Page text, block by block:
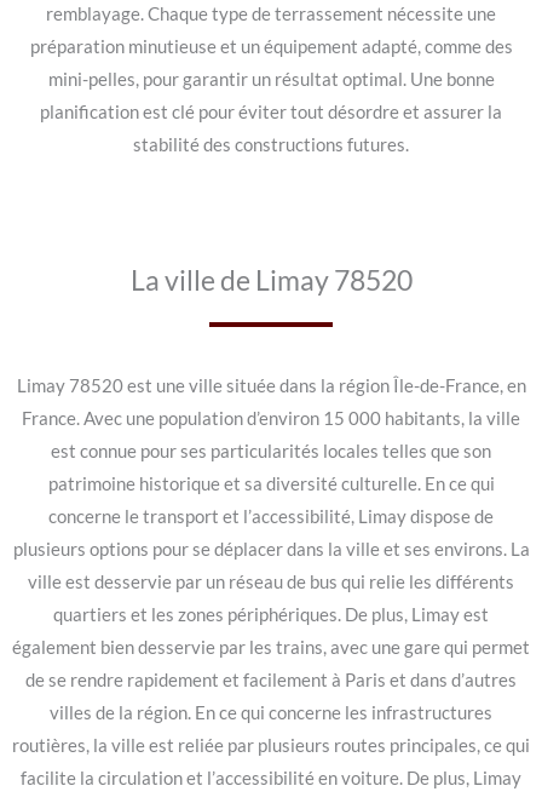
remblayage. Chaque type de terrassement nécessite une
préparation minutieuse et un équipement adapté, comme des
mini-pelles, pour garantir un résultat optimal. Une bonne
planification est clé pour éviter tout désordre et assurer la
stabilité des constructions futures.
La ville de Limay 78520
Limay 78520 est une ville située dans la région Île-de-France, en
France. Avec une population d’environ 15 000 habitants, la ville
est connue pour ses particularités locales telles que son
patrimoine historique et sa diversité culturelle. En ce qui
concerne le transport et l’accessibilité, Limay dispose de
plusieurs options pour se déplacer dans la ville et ses environs. La
ville est desservie par un réseau de bus qui relie les différents
quartiers et les zones périphériques. De plus, Limay est
également bien desservie par les trains, avec une gare qui permet
de se rendre rapidement et facilement à Paris et dans d’autres
villes de la région. En ce qui concerne les infrastructures
routières, la ville est reliée par plusieurs routes principales, ce qui
facilite la circulation et l’accessibilité en voiture. De plus, Limay